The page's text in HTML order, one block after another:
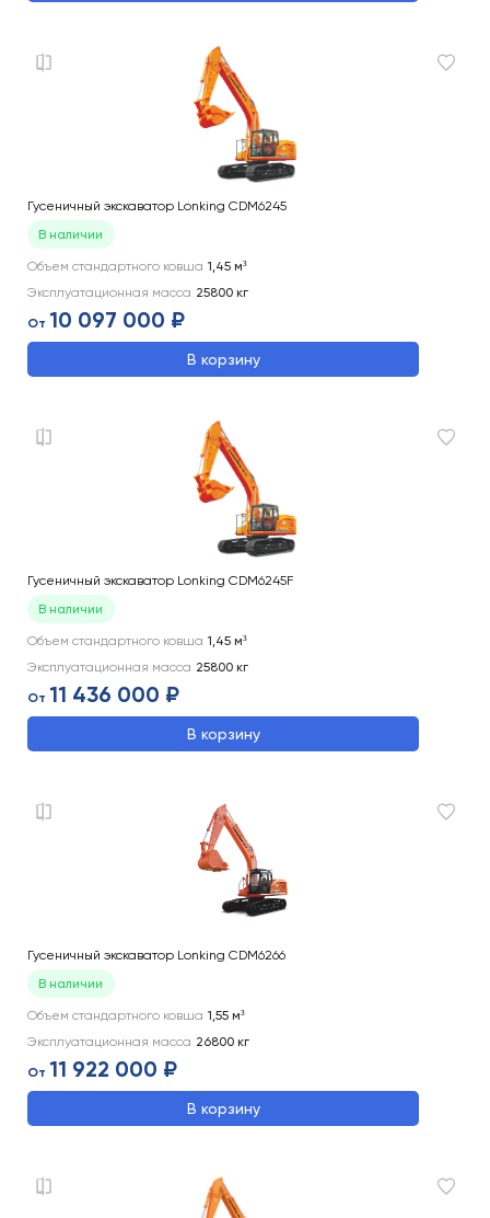
Гусеничный экскаватор Lonking CDM6245
В наличии
Объем стандартного ковша 1,45 м³
Эксплуатационная масса 25800 кг
От 10 097 000 ₽
В корзину
Гусеничный экскаватор Lonking CDM6245F
В наличии
Объем стандартного ковша 1,45 м³
Эксплуатационная масса 25800 кг
От 11 436 000 ₽
В корзину
Гусеничный экскаватор Lonking CDM6266
В наличии
Объем стандартного ковша 1,55 м³
Эксплуатационная масса 26800 кг
От 11 922 000 ₽
В корзину